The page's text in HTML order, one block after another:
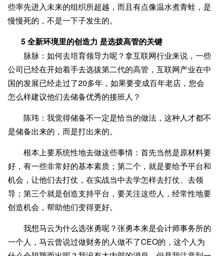
些率先进入未来的组织所超越，而且有点像温水煮青蛙，是
慢慢死的，不是一下子发生的。
5 全新环境里的创造力 是选拨高管的关键
脉脉：如何去培育领导力呢？拿互联网行业来说，一些
公司已经在开始着手去选拔第二代的高管，互联网产业在中
国的发展已经走过了20多年，如果要变成百年老店，您会
怎么样建议他们去储备优秀的接班人？
陈玮：我觉得储备不一定是恰当的做法，这种人才都不
是储备出来的，而是打出来的。
根本上要系统性地去做这些事情：首先当然是原材料要
好，有一些非常好的基本素质；第二个，就是要给予平台和
机会，让他们去打仗，在实战当中去学怎样去打仗、去领
导；第三个就是创造支持平台，要关注这些人，经常性地要
创造机会，帮助他们变得更好。
我想马云为什么选张勇呢？张勇本来是会计师事务所的
一个人，马云曾说过做财务的人做不了CEO的，这个人为